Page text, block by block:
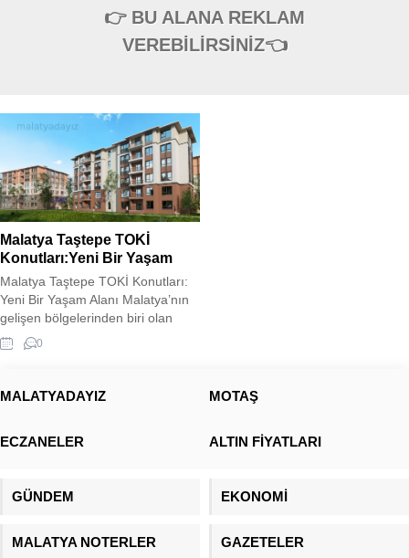
👉 BU ALANA REKLAM
VEREBİLİRSİNİZ👈
Malatya Taştepe TOKİ
Konutları:Yeni Bir Yaşam
Malatya Taştepe TOKİ Konutları:
Yeni Bir Yaşam Alanı Malatya’nın
gelişen bölgelerinden biri olan
Taştepe’de, TOKİ tarafından inşa
edilen yeni konutlar, modern
taşıyor. Deprem riski taşıyan
TOKİ, Taştepe’deki projede de
güvenli yaşam...
0
MALATYADAYIZ MOTAŞ
ECZANELER ALTIN FİYATLARI
GÜNDEM EKONOMİ
MALATYA NOTERLER GAZETELER